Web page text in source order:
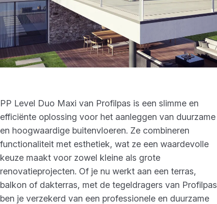
PP Level Duo Maxi van Profilpas is een slimme en
efficiënte oplossing voor het aanleggen van duurzame
en hoogwaardige buitenvloeren. Ze combineren
functionaliteit met esthetiek, wat ze een waardevolle
keuze maakt voor zowel kleine als grote
renovatieprojecten. Of je nu werkt aan een terras,
balkon of dakterras, met de tegeldragers van Profilpas
ben je verzekerd van een professionele en duurzame